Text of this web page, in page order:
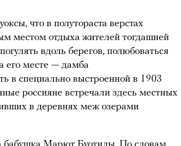
что в полутораста верстах
местом отдыха жителей тогдашней
вдоль берегов, полюбоваться
его месте — дамба
в специально выстроенной в 1903
россияне встречали здесь местных
в деревнях меж озерами